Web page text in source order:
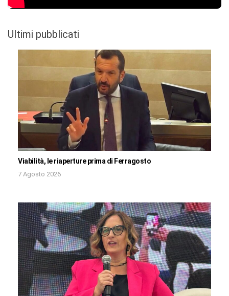
Ultimi pubblicati
Viabilità, le riaperture prima di Ferragosto
7 Agosto 2026